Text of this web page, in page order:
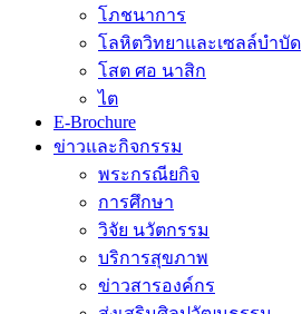
โภชนาการ
โลหิตวิทยาและเซลล์บำบัด
โสต ศอ นาสิก
ไต
E-Brochure
ข่าวและกิจกรรม
พระกรณียกิจ
การศึกษา
วิจัย นวัตกรรม
บริการสุขภาพ
ข่าวสารองค์กร